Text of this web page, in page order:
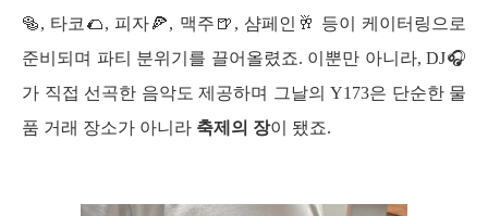
🥯, 타코🌮, 피자🍕, 맥주🍺, 샴페인🥂 등이 케이터링으로
준비되며 파티 분위기를 끌어올렸죠. 이뿐만 아니라, DJ🎧
가 직접 선곡한 음악도 제공하며 그날의 Y173은 단순한 물
품 거래 장소가 아니라 축제의 장이 됐죠.